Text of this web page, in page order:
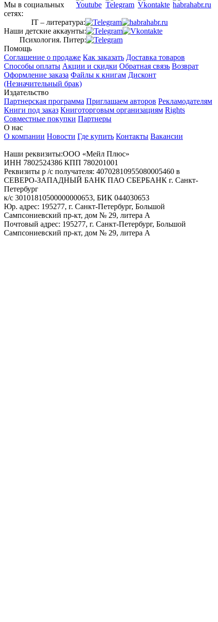
Мы в социальных
сетях:
IT – литература:
Наши детские аккаунты:
Психология. Питер:
Помощь
Соглашение о продаже Как заказать Доставка товаров
Способы оплаты Акции и скидки Обратная связь Возврат
Оформление заказа Файлы к книгам Дисконт
(Незначительный брак)
Издательство
Партнерская программа Приглашаем авторов Рекламодателям
Книги под заказ Книготорговым организациям Rights
Совместные покупки Партнеры
О нас
О компании Новости Где купить Контакты Вакансии
Наши реквизиты:ООО «Мейл Плюс»
ИНН 7802524386 КПП 780201001
Реквизиты р /с получателя: 40702810955080005460 в
СЕВЕРО-ЗАПАДНЫЙ БАНК ПАО СБЕРБАНК г. Санкт-
Петербург
к/с 30101810500000000653, БИК 044030653
Юр. адрес: 195277, г. Санкт-Петербург, Большой
Сампсониевский пр-кт, дом № 29, литера А
Почтовый адрес: 195277, г. Санкт-Петербург, Большой
Сампсониевский пр-кт, дом № 29, литера А